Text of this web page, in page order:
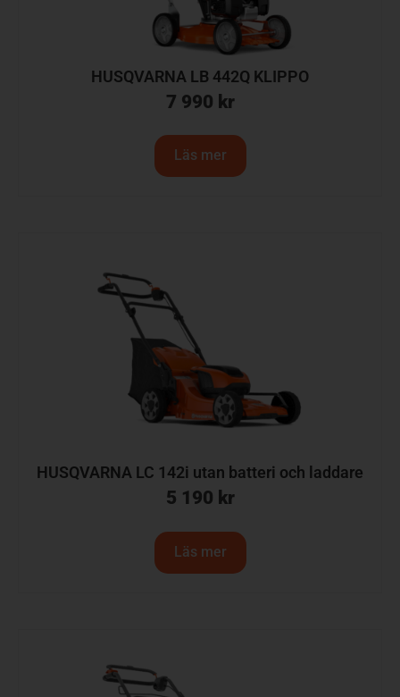
HUSQVARNA LB 442Q KLIPPO
7 990 kr
Läs mer
HUSQVARNA LC 142i utan batteri och laddare
5 190 kr
Läs mer